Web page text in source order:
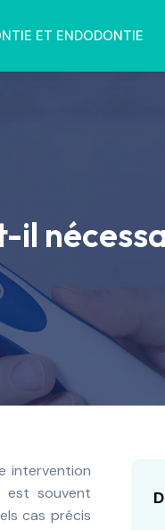
ET ENDODONTIE
il
est souvent
cas précis